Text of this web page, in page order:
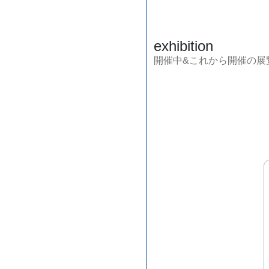
exhibition
開催中&これから開催の展